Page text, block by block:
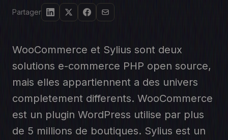
Partager
WooCommerce et Sylius sont deux
solutions e-commerce PHP open source,
mais elles appartiennent a des univers
completement differents. WooCommerce
est un plugin WordPress utilise par plus
de 5 millions de boutiques. Sylius est un